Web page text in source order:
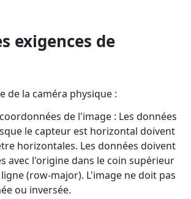
exigences de
de la caméra physique :
de l'image : Les données
le capteur est horizontal doivent
horizontales. Les données doivent
avec l'origine dans le coin supérieur
(row-major). L'image ne doit pas
ou inversée.